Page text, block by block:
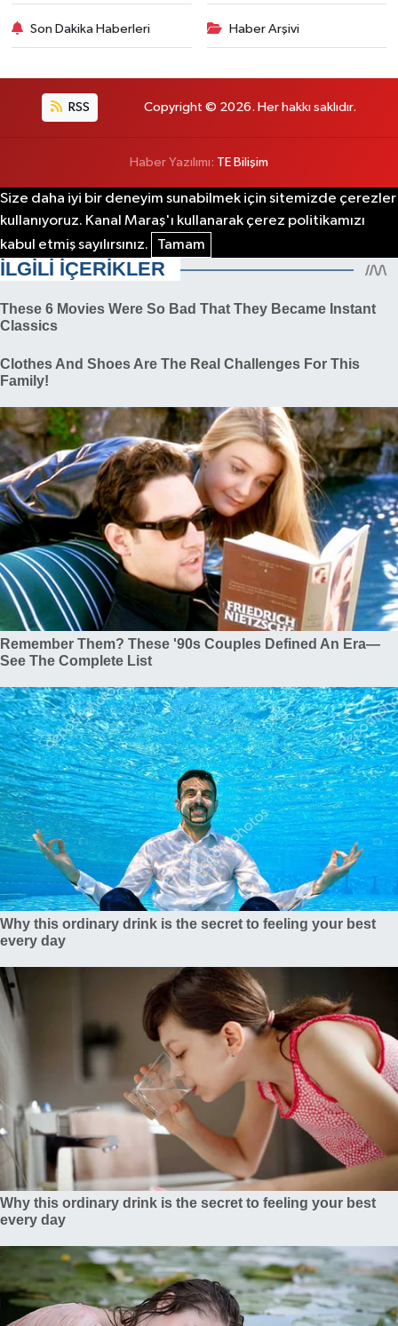
Son Dakika Haberleri Haber Arşivi
RSS Copyright © 2026. Her hakkı saklıdır.
Haber Yazılımı: TE Bilişim
Size daha iyi bir deneyim sunabilmek için sitemizde çerezler
kullanıyoruz. Kanal Maraş'ı kullanarak çerez politikamızı
kabul etmiş sayılırsınız.
Tamam